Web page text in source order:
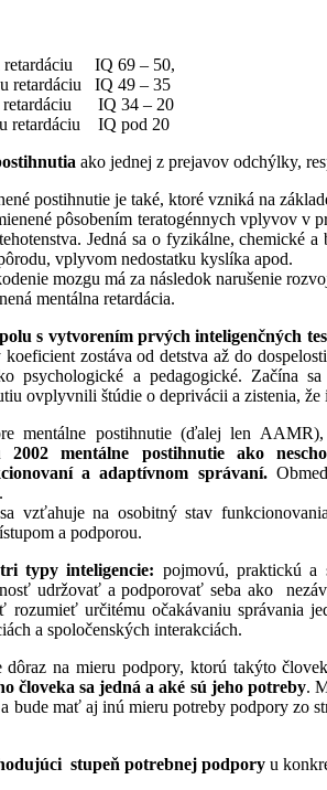
retardáciu IQ 69 – 50,
retardáciu IQ 49 – 35
retardáciu IQ 34 – 20
retardáciu IQ pod 20
ako jednej z prejavov odchýlky,
postihnutie je také, ktoré vzniká na
pôsobením teratogénnych vplyvov
Jedná sa o fyzikálne, chemické
vplyvom nedostatku kyslíka apod.
mozgu má za následok narušenie
mentálna retardácia.
s vytvorením prvých inteligenčných
zostáva od detstva až do
psychologické a pedagogické. Začína
ovplyvnili štúdie o deprivácii a zistenia,
mentálne postihnutie (ďalej len
mentálne postihnutie ako
a adaptívnom správaní.
vzťahuje na osobitný stav
a podporou.
typy inteligencie: pojmovú, praktickú a
udržovať a podporovať seba ako
rozumieť určitému očakávaniu správania
a spoločenských interakciách.
dôraz na mieru podpory, ktorú takýto
človeka sa jedná a aké sú jeho potreby.
bude mať aj inú mieru potreby podpory zo
stupeň potrebnej podpory u